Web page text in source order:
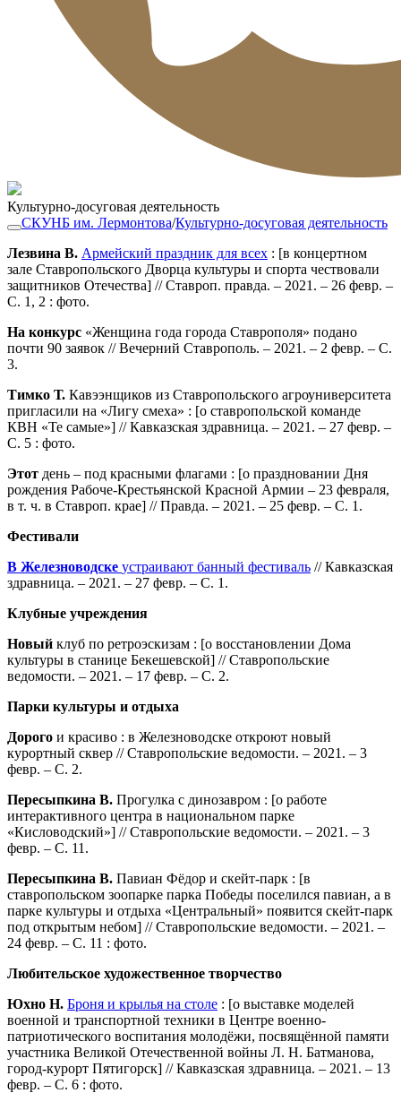
Культурно-досуговая деятельность
СКУНБ им. Лермонтова/Культурно-досуговая деятельность
Лезвина В. Армейский праздник для всех : [в концертном
зале Ставропольского Дворца культуры и спорта чествовали
защитников Отечества] // Ставроп. правда. – 2021. – 26 февр. –
С. 1, 2 : фото.
На конкурс «Женщина года города Ставрополя» подано
почти 90 заявок // Вечерний Ставрополь. – 2021. – 2 февр. – С.
3.
Тимко Т. Кавээнщиков из Ставропольского агроуниверситета
пригласили на «Лигу смеха» : [о ставропольской команде
КВН «Те самые»] // Кавказская здравница. – 2021. – 27 февр. –
С. 5 : фото.
Этот день – под красными флагами : [о праздновании Дня
рождения Рабоче-Крестьянской Красной Армии – 23 февраля,
в т. ч. в Ставроп. крае] // Правда. – 2021. – 25 февр. – С. 1.
Фестивали
В Железноводске устраивают банный фестиваль // Кавказская
здравница. – 2021. – 27 февр. – С. 1.
Клубные учреждения
Новый клуб по ретроэскизам : [о восстановлении Дома
культуры в станице Бекешевской] // Ставропольские
ведомости. – 2021. – 17 февр. – С. 2.
Парки культуры и отдыха
Дорого и красиво : в Железноводске откроют новый
курортный сквер // Ставропольские ведомости. – 2021. – 3
февр. – С. 2.
Пересыпкина В. Прогулка с динозавром : [о работе
интерактивного центра в национальном парке
«Кисловодский»] // Ставропольские ведомости. – 2021. – 3
февр. – С. 11.
Пересыпкина В. Павиан Фёдор и скейт-парк : [в
ставропольском зоопарке парка Победы поселился павиан, а в
парке культуры и отдыха «Центральный» появится скейт-парк
под открытым небом] // Ставропольские ведомости. – 2021. –
24 февр. – С. 11 : фото.
Любительское художественное творчество
Юхно Н. Броня и крылья на столе : [о выставке моделей
военной и транспортной техники в Центре военно-
патриотического воспитания молодёжи, посвящённой памяти
участника Великой Отечественной войны Л. Н. Батманова,
город-курорт Пятигорск] // Кавказская здравница. – 2021. – 13
февр. – С. 6 : фото.